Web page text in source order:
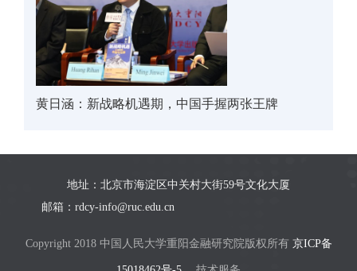
黄日涵：新战略机遇期，中国手握两张王牌
地址：北京市海淀区中关村大街59号文化大厦
邮箱：rdcy-info@ruc.edu.cn
Copyright 2018 中国人民大学重阳金融研究院版权所有 京ICP备